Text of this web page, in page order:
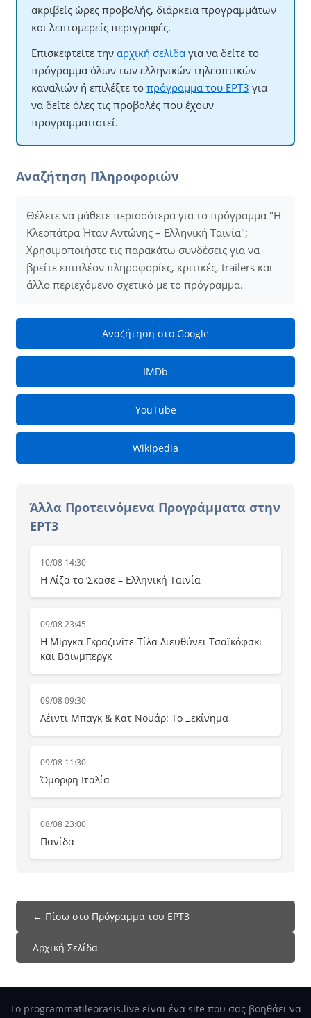
ακριβείς ώρες προβολής, διάρκεια προγραμμάτων
και λεπτομερείς περιγραφές.
Επισκεφτείτε την αρχική σελίδα για να δείτε το
πρόγραμμα όλων των ελληνικών τηλεοπτικών
καναλιών ή επιλέξτε το πρόγραμμα του ΕΡΤ3 για
να δείτε όλες τις προβολές που έχουν
προγραμματιστεί.
Αναζήτηση Πληροφοριών
Θέλετε να μάθετε περισσότερα για το πρόγραμμα "Η
Κλεοπάτρα Ήταν Αντώνης – Ελληνική Ταινία";
Χρησιμοποιήστε τις παρακάτω συνδέσεις για να
βρείτε επιπλέον πληροφορίες, κριτικές, trailers και
άλλο περιεχόμενο σχετικό με το πρόγραμμα.
Αναζήτηση στο Google
IMDb
YouTube
Wikipedia
Άλλα Προτεινόμενα Προγράμματα στην
ΕΡΤ3
10/08 14:30
Η Λίζα το ‘Σκασε – Ελληνική Ταινία
09/08 23:45
Η Μiργκα Γκραζινiτε-Τίλα Διευθύνει Τσαϊκόφσκι
και Βάινμπεργκ
09/08 09:30
Λέϊντι Μπαγκ & Κατ Νουάρ: Το Ξεκίνημα
09/08 11:30
Όμορφη Ιταλία
08/08 23:00
Πανίδα
← Πίσω στο Πρόγραμμα του ΕΡΤ3
Αρχική Σελίδα
Το programmatileorasis.live είναι ένα site που σας βοηθάει να